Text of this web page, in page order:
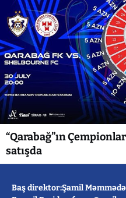
“Qarabağ”ın
satışda
Baş direktor:Şamil